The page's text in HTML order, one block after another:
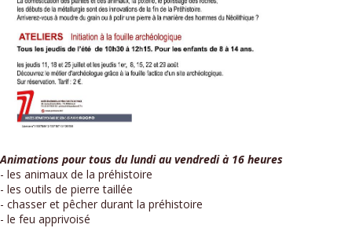
Animations pour tous du lundi au vendredi à 16 heures
- les animaux de la préhistoire
- les outils de pierre taillée
- chasser et pêcher durant la préhistoire
- le feu apprivoisé